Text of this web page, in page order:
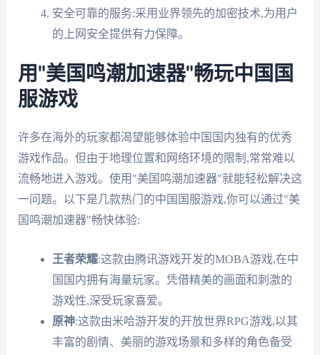
安全可靠的服务:采用业界领先的加密技术,为用户
的上网安全提供有力保障。
用"美国鸣潮加速器"畅玩中国国
服游戏
许多在海外的玩家都渴望能够体验中国国内独有的优秀
游戏作品。但由于地理位置和网络环境的限制,常常难以
流畅地进入游戏。使用"美国鸣潮加速器"就能轻松解决这
一问题。以下是几款热门的中国国服游戏,你可以通过"美
国鸣潮加速器"畅快体验:
王者荣耀:这款由腾讯游戏开发的MOBA游戏,在中
国国内拥有海量玩家。凭借精美的画面和刺激的
游戏性,深受玩家喜爱。
原神:这款由米哈游开发的开放世界RPG游戏,以其
丰富的剧情、美丽的游戏场景和多样的角色备受